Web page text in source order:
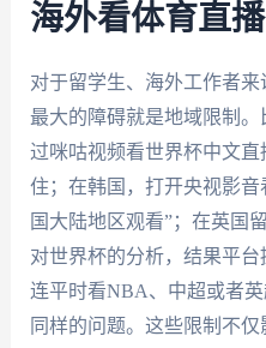
海外看体育直
对于留学生、海外工作者来
最大的障碍就是地域限制
过咪咕视频看世界杯中文
住；在韩国，打开央视影
国大陆地区观看”；在英国
对世界杯的分析，结果平
连平时看NBA、中超或者
同样的问题。这些限制不